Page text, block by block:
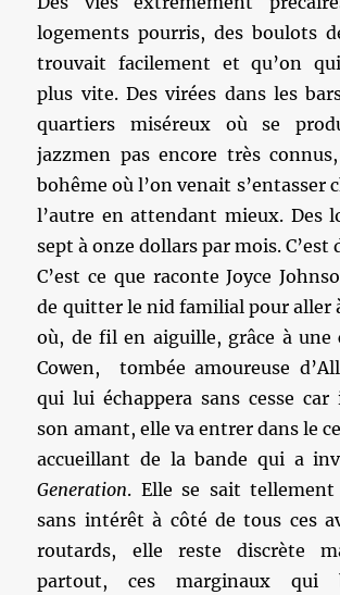
logements pourris, des boulots
trouvait facilement et qu’on
plus vite. Des virées dans les
quartiers miséreux où se
jazzmen pas encore très
bohême où l’on venait s’entasser
l’autre en attendant mieux. Des
sept à onze dollars par mois. C’est
C’est ce que raconte Joyce
de quitter le nid familial pour aller
où, de fil en aiguille, grâce à une
Cowen, tombée amoureuse
qui lui échappera sans cesse
son amant, elle va entrer dans le
accueillant de la bande qui a
Generation. Elle se sait
sans intérêt à côté de tous ces
routards, elle reste discrète
partout, ces marginaux qui